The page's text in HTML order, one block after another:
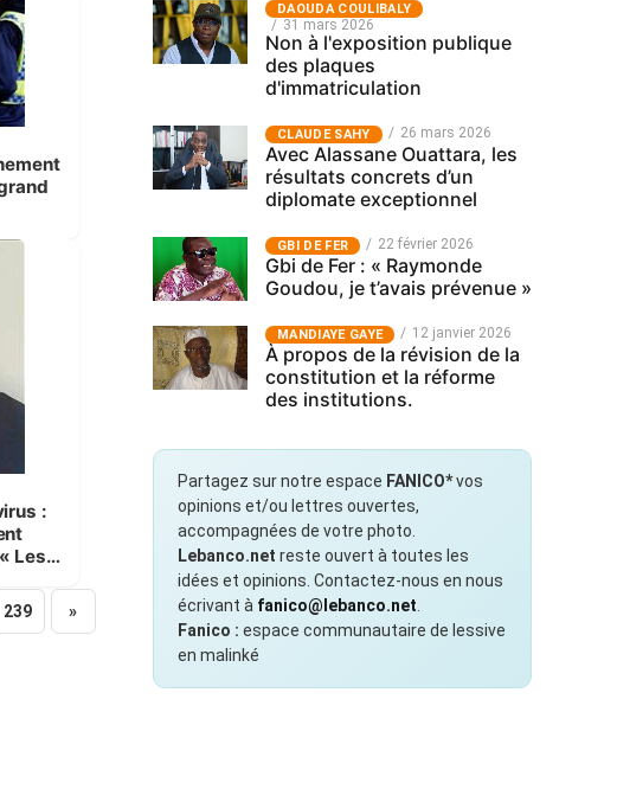
:
Les
239 »
‎DAOUDA COULIBALY
31 mars 2026
Non à l'exposition publique
des plaques
d'immatriculation
CLAUDE SAHY 26 mars 2026
Avec Alassane Ouattara, les
résultats concrets d’un
diplomate exceptionnel
GBI DE FER 22 février 2026
Gbi de Fer : « Raymonde
Goudou, je t’avais prévenue »
MANDIAYE GAYE 12 janvier 2026
À propos de la révision de la
constitution et la réforme
des institutions.
Partagez sur notre espace FANICO*vos
opinions et/ou lettres ouvertes,
accompagnées de votre photo.
Lebanco.net reste ouvert à toutes les
idées et opinions. Contactez-nous en nous
écrivant à fanico@lebanco.net.
Fanico : espace communautaire de lessive
en malinké